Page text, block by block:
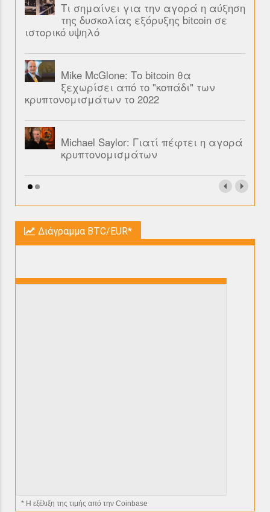
Τι σημαίνει για την αγορά η αύξηση
της δυσκολίας εξόρυξης bitcoin σε
ιστορικό υψηλό
Mike McGlone: Το bitcoin θα
ξεχωρίσει από το "κοπάδι" των
κρυπτονομισμάτων το 2022
Michael Saylor: Γιατί πέφτει η αγορά
κρυπτονομισμάτων
Διάγραμμα BTC/EUR*
* H εξέλιξη της τιμής από την Coinbase